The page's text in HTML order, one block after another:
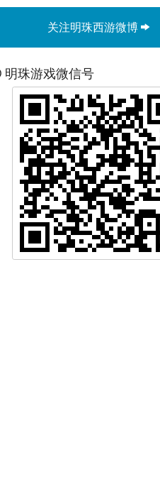
关注明珠西游微博
明珠游戏微信号